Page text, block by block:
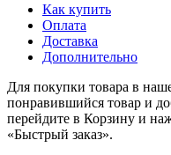
Как купить
Оплата
Доставка
Дополнительно
Для покупки товара в
понравившийся товар и
перейдите в Корзину и
«Быстрый заказ».